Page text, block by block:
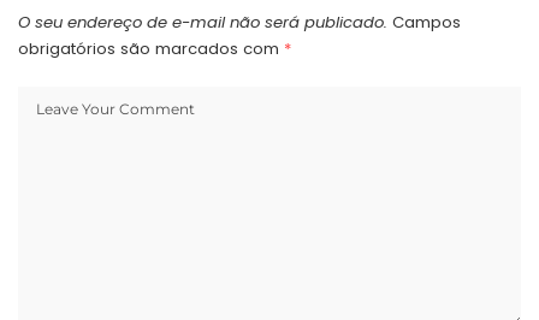
O seu endereço de e-mail não será publicado. Campos
obrigatórios são marcados com *